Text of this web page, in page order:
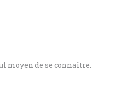
moyen de se connaître.